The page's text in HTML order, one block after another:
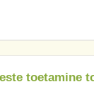
toetamine